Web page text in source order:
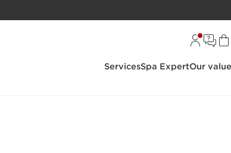
ServicesSpa ExpertOur